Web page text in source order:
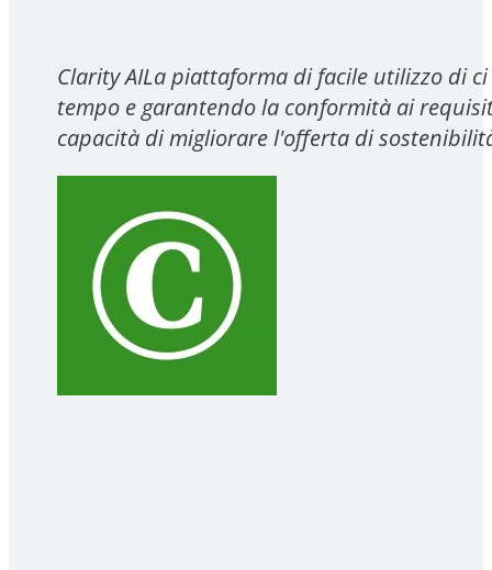
Clarity AILa piattaforma di facile utilizzo di
tempo e garantendo la conformità ai
capacità di migliorare l'offerta di